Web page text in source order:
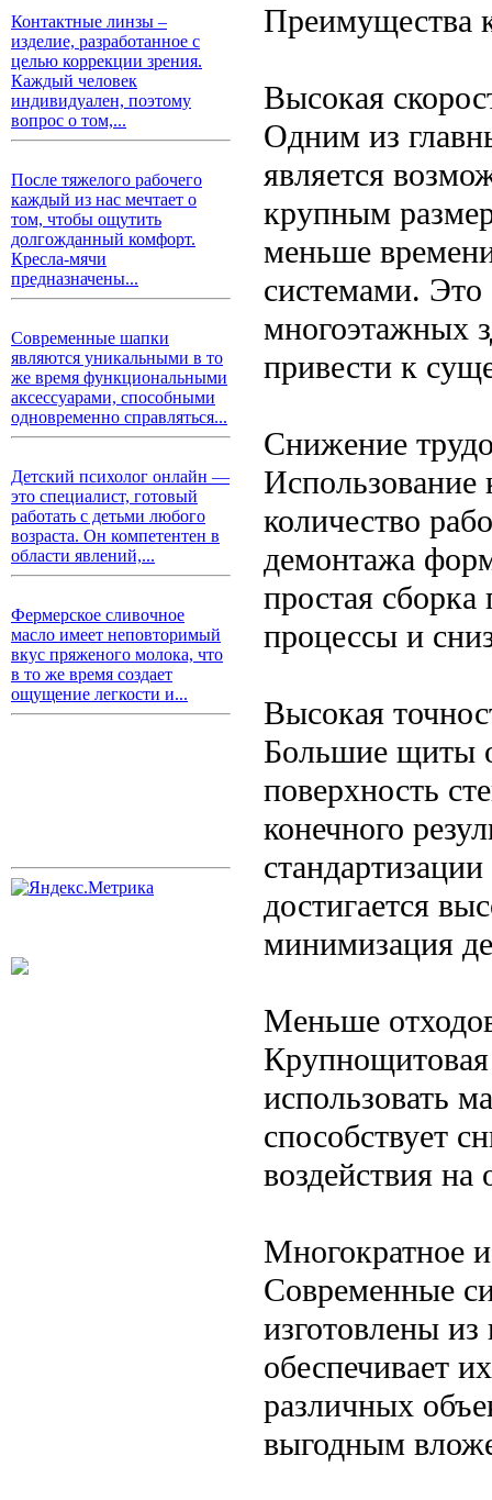
Контактные линзы –
изделие, разработанное с
целью коррекции зрения.
Каждый человек
индивидуален, поэтому
вопрос о том,...
После тяжелого рабочего
каждый из нас мечтает о
том, чтобы ощутить
долгожданный комфорт.
Кресла-мячи
предназначены...
Современные шапки
являются уникальными в то
же время функциональными
аксессуарами, способными
одновременно справляться...
Детский психолог онлайн —
это специалист, готовый
работать с детьми любого
возраста. Он компетентен в
области явлений,...
Фермерское сливочное
масло имеет неповторимый
вкус пряженого молока, что
в то же время создает
ощущение легкости и...
Преимущества
Высокая
Одним из
является
крупным
меньше
системами. Это
многоэтажных
привести к
Снижение
количество
демонтажа
простая
процессы и
Высокая
Большие щиты
поверхность
конечного
достигается
минимизация
Меньше
Крупнощитовая
использовать
способствует
воздействия
Многократное
Современные
изготовлены
обеспечивает
различных
выгодным